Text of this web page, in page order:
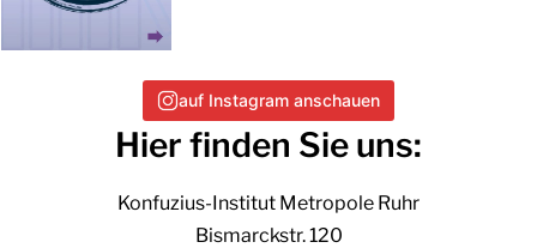
auf Instagram anschauen
Hier finden Sie uns:
Konfuzius-Institut Metropole Ruhr
Bismarckstr. 120